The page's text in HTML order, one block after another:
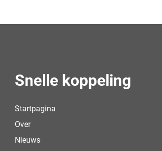
slippers
Snelle koppeling
Startpagina
Over
Nieuws